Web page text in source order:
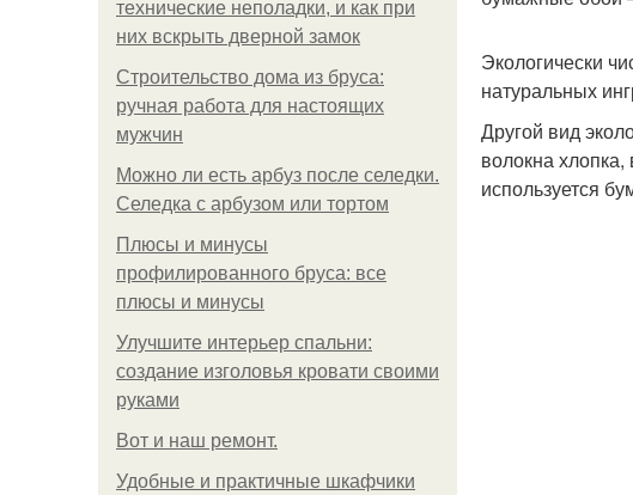
технические неполадки, и как при
них вскрыть дверной замок
Строительство дома из бруса:
ручная работа для настоящих
мужчин
Можно ли есть арбуз после селедки.
Селедка с арбузом или тортом
Плюсы и минусы
профилированного бруса: все
плюсы и минусы
Улучшите интерьер спальни:
создание изголовья кровати своими
руками
Boт и наш ремoнт.
Удобные и практичные шкафчики
Экологически
натуральных
Другой вид
волокна
используется